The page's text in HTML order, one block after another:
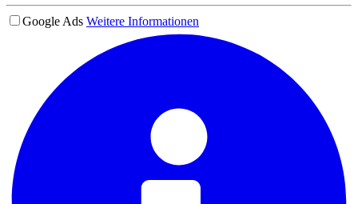
Google Ads Weitere Informationen